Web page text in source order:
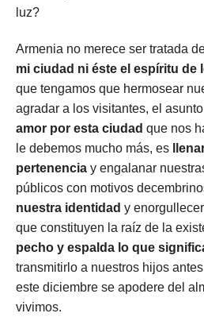
luz?
Armenia no merece ser tratada
mi ciudad ni éste el espíritu de
que tengamos que hermosear
agradar a los visitantes, el
amor por esta ciudad que nos
le debemos mucho más, es
pertenencia y engalanar
públicos con motivos
nuestra identidad y
que constituyen la raíz de la
pecho y espalda lo que
transmitirlo a nuestros hijos
este diciembre se apodere del
vivimos.